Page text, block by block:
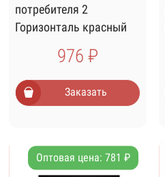
потребителя 2
Горизонталь красный
976 ₽
Заказать
Оптовая цена: 781 ₽